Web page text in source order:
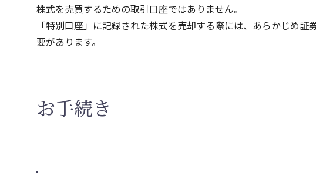
株式を売買するための取引口座ではありません。
「特別口座」に記録された株式を売却する際には、あらかじめ
要があります。
お手続き